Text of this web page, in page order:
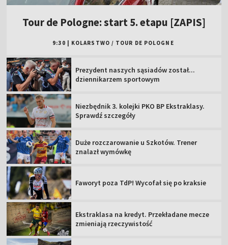
Tour de Pologne: start 5. etapu [ZAPIS]
9:30 KOLARSTWO / TOUR DE POLOGNE
Prezydent naszych sąsiadów został...
dziennikarzem sportowym
Niezbędnik 3. kolejki PKO BP Ekstraklasy.
Sprawdź szczegóły
Duże rozczarowanie u Szkotów. Trener
znalazł wymówkę
Faworyt poza TdP! Wycofał się po kraksie
Ekstraklasa na kredyt. Przekładane mecze
zmieniają rzeczywistość